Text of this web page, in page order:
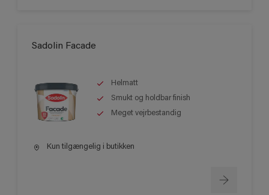
Sadolin Facade
Helmatt
Smukt og holdbar finish
Meget vejrbestandig
Kun tilgængelig i butikken